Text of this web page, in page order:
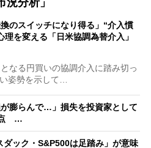
分析」
換のスイッチになり得る」“介入慣
理を変える「日米協調為替介入」
なる円買いの協調介入に踏み切っ
姿勢を示して…
が膨らんで…」損失を投資家として
点 …
ダック・S&P500は足踏み」が意味